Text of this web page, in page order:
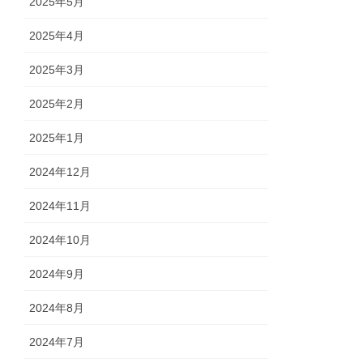
2025年4月
2025年3月
2025年2月
2025年1月
2024年12月
2024年11月
2024年10月
2024年9月
2024年8月
2024年7月